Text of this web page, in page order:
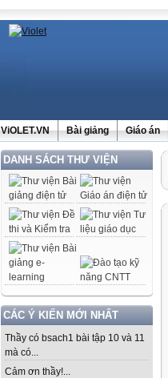
ViOLET.VN Bài giảng Giáo án
DANH SÁCH THƯ VIỆN
CÁC Ý KIẾN MỚI NHẤT
Thầy có bsach1 bài tập 10 và 11
mà có...
Cảm ơn thầy!...